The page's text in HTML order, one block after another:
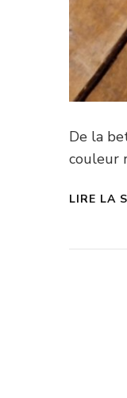
De la
couleur
LIRE LA